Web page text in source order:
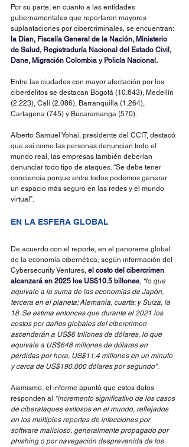
Por su parte, en cuanto a las entidades
gubernamentales que reportaron mayores
suplantaciones por cibercriminales, se encuentran:
la Dian, Fiscalía General de la Nación, Ministerio
de Salud, Registraduría Nacional del Estado Civil,
Dane, Migración Colombia y Policía Nacional.
Entre las ciudades con mayor afectación por los
ciberdelitos se destacan Bogotá (10.643), Medellín
(2.223), Cali (2.086), Barranquilla (1.264),
Cartagena (745) y Bucaramanga (570).
Alberto Samuel Yohai, presidente del CCIT, destacó
que así como las personas denuncian todo el
mundo real, las empresas también deberían
denunciar todo tipo de ataques. “Se debe tener
conciencia porque entre todos podemos generar
un espacio más seguro en las redes y el mundo
virtual”.
EN LA ESFERA GLOBAL
De acuerdo con el reporte, en el panorama global
de la economía cibernética, según información del
Cybersecurity Ventures, el costo del cibercrimen
alcanzará en 2025 los US$10.5 billones, “lo que
equivale a la suma de las economías de Japón,
tercera en el planeta; Alemania, cuarta; y Suiza, la
18. Se estima entonces que durante el 2021 los
costos por daños globales del cibercrimen
ascenderán a US$6 trillones de dólares, lo que
equivale a US$648 millones de dólares en
pérdidas por hora, US$11,4 millones en un minuto
y cerca de US$190.000 dólares por segundo".
Asimismo, el informe apuntó que estos datos
responden al “incremento significativo de los casos
de ciberataques exitosos en el mundo, reflejados
en los múltiples reportes de infecciones por
software malicioso, generalmente propagado por
phishing o por navegación desprevenida de los